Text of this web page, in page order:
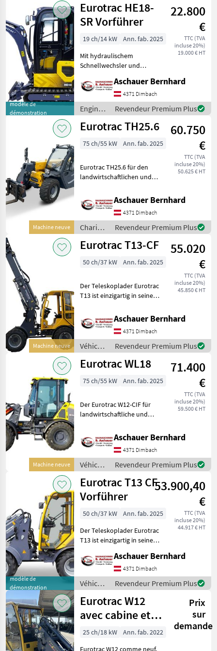
à
moteur /
Eurotrac
modèle de
démonstration
Eurotrac HE18-
SR Vorführer
22.800
€
TTC (TVA
incluse 20%)
19.000 € HT
19 ch/14 kW
Ann. fab. 2025
Mit hydraulischem
Schnellwechsler und
Standardmäßig
ausgestattet mit: Kubota
D902, Stage V Engine
Schwenkarm 2
Fahrgeschwindigkeiten
Hydr. ver
Aschauer Bernhard
4371 Dimbach
Engins
de
chantier
Eurotrac
Revendeur Premium Plus
Machine neuve
Eurotrac TH25.6
60.750
€
TTC (TVA
incluse 20%)
50.625 € HT
75 ch/55 kW Ann. fab. 2025
Eurotrac TH25.6 für den
landwirtschaftlichen und
Standardmäßig
ausgestattet mit: Kubota
StageV Motor Antrieb 4×4
und 4 Radsteuerung Zus
Aschauer Bernhard
4371 Dimbach
Chariots
élévateurs
et
de
/
Eurotrac
Revendeur Premium Plus
Machine neuve
Eurotrac T13-CF
55.020
€
TTC (TVA
incluse 20%)
45.850 € HT
50 ch/37 kW Ann. fab. 2025
Der Teleskoplader Eurotrac
T13 ist einzigartig in seiner
ausgestattet mit: Joystick-
Steuerung zusätzliche hydr.
Funktion am Joystick hydr.
Schn
Aschauer Bernhard
4371 Dimbach
Véhicules
agricoles
à
Eurotrac
Revendeur Premium Plus
Machine neuve
Eurotrac WL18
71.400
€
TTC (TVA
incluse 20%)
59.500 € HT
75 ch/55 kW Ann. fab. 2025
Der Eurotrac W12-CIF für
landwirtschaftliche und
Serienmäßig ausgestattet
mit: Kubota V3307 Stufe V
Dieselmotor
Hydrostatischer Antrieb L
Aschauer Bernhard
4371 Dimbach
Véhicules
agricoles
à
moteur /
Eurotrac
Revendeur Premium Plus
modèle de
démonstration
Eurotrac T13 CF
Vorführer
53.900,40
€
TTC (TVA
incluse 20%)
44.917 € HT
50 ch/37 kW
Ann. fab. 2025
Der Teleskoplader Eurotrac
T13 ist einzigartig in seiner
ausgestattet mit: Joystick-
Steuerung Extra hydr.
Funktion am Joystick Hydr.
Schnellw
Aschauer Bernhard
4371 Dimbach
Véhicules
agricoles
à
moteur /
Eurotrac
Revendeur Premium Plus
Eurotrac W12
avec cabine et
attelage Euro
Prix
sur
demande
25 ch/18 kW
Ann. fab. 2022
Eurotrac W12 comme neuf,